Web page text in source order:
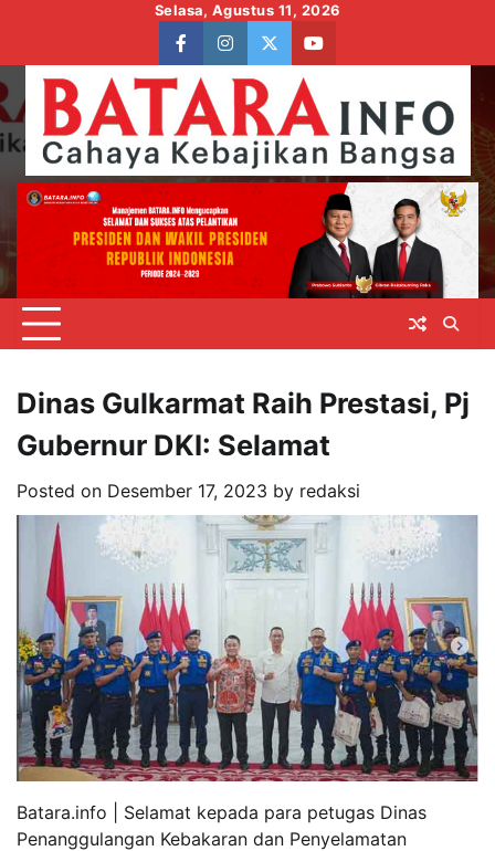
content
Selasa, Agustus 11, 2026
facebookinstagram
twitteryoutube
Dinas Gulkarmat Raih Prestasi, Pj
Gubernur DKI: Selamat
Posted on Desember 17, 2023 by redaksi
Batara.info | Selamat kepada para petugas Dinas
Penanggulangan Kebakaran dan Penyelamatan